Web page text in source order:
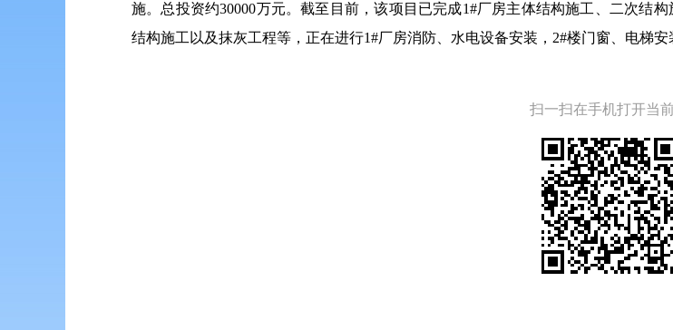
施。总投资约30000万元。截至目前，该项目已完成1#厂房主体结构施工、二次结
结构施工以及抹灰工程等，正在进行1#厂房消防、水电设备安装，2#楼门窗、电梯安
扫一扫在手机打开当